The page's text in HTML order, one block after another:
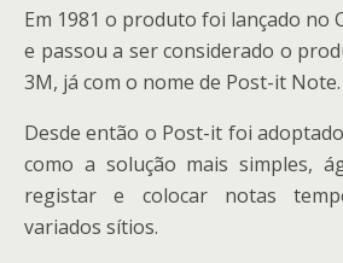
Em 1981 o produto foi lançado no
e passou a ser considerado o
3M, já com o nome de Post-it Note.
Desde então o Post-it foi
como a solução mais simples,
registar e colocar notas
variados sítios.